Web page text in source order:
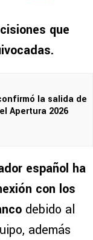
que
la salida de
Apertura 2026
español ha
con los
debido al
además